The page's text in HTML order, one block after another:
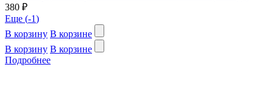
380 ₽
Еще (-1)
В корзину В корзине
В корзину В корзине
Подробнее